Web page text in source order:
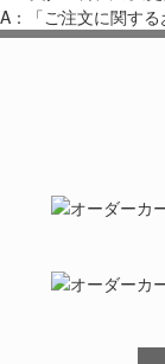
A：「ご注文に関す